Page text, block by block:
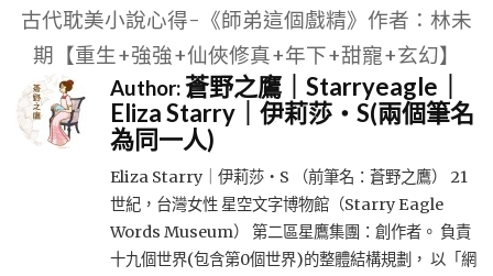
古代耽美小說心得-《師弟這個戲精》作者：林未
期【重生+強強+仙俠修真+年下+甜寵+玄幻】
Author:蒼野之鷹｜Starryeagle｜
Eliza Starry｜伊莉莎・S(兩個筆名
為同一人)
Eliza Starry｜伊莉莎・S （前筆名：蒼野之鷹） 21
世紀，台灣女性 星空文字博物館（Starry Eagle
Words Museum） 第二區星鷹集團：創作者。 負責
十九個世界(包含第0個世界)的整體結構規劃， 以「網